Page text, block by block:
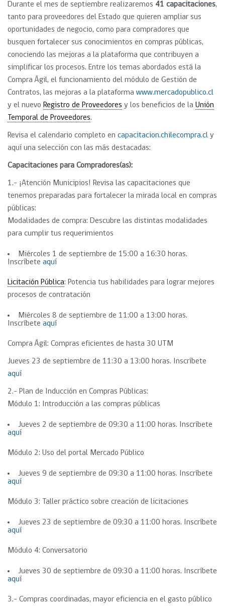
Durante el mes de septiembre realizaremos 41 capacitaciones,
tanto para proveedores del Estado que quieren ampliar sus
oportunidades de negocio, como para compradores que
busquen fortalecer sus conocimientos en compras públicas,
conociendo las mejoras a la plataforma que contribuyen a
simplificar los procesos. Entre los temas abordados está la
Compra Ágil, el funcionamiento del módulo de Gestión de
Contratos, las mejoras a la plataforma www.mercadopublico.cl
y el nuevo Registro de Proveedores y los beneficios de la Unión
Temporal de Proveedores.
Revisa el calendario completo en capacitacion.chilecompra.cl y
aquí una selección con las más destacadas:
Capacitaciones para Compradores(as):
1.- ¡Atención Municipios! Revisa las capacitaciones que
tenemos preparadas para fortalecer la mirada local en compras
públicas:
Modalidades de compra: Descubre las distintas modalidades
para cumplir tus requerimientos
Miércoles 1 de septiembre de 15:00 a 16:30 horas.
Inscríbete aquí
Licitación Pública: Potencia tus habilidades para lograr mejores
procesos de contratación
Miércoles 8 de septiembre de 11:00 a 13:00 horas.
Inscríbete aquí
Compra Ágil: Compras eficientes de hasta 30 UTM
Jueves 23 de septiembre de 11:30 a 13:00 horas. Inscríbete
aquí
2.- Plan de Inducción en Compras Públicas:
Módulo 1: Introducción a las compras públicas
Jueves 2 de septiembre de 09:30 a 11:00 horas. Inscríbete
aquí
Módulo 2: Uso del portal Mercado Público
Jueves 9 de septiembre de 09:30 a 11:00 horas. Inscríbete
aquí
Módulo 3: Taller práctico sobre creación de licitaciones
Jueves 23 de septiembre de 09:30 a 11:00 horas. Inscríbete
aquí
Módulo 4: Conversatorio
Jueves 30 de septiembre de 09:30 a 11:00 horas. Inscríbete
aquí
3.- Compras coordinadas, mayor eficiencia en el gasto público